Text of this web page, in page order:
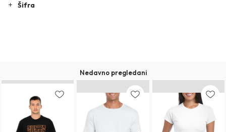
Šifra
Nedavno pregledani